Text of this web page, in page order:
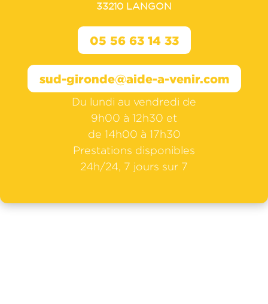
33210 LANGON
Du lundi au vendredi de
9h00 à 12h30 et
de 14h00 à 17h30
Prestations disponibles
24h/24, 7 jours sur 7
sud-gironde@aide-a-venir.com
05 56 63 14 33